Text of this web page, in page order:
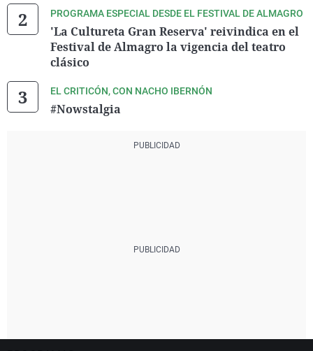
PROGRAMA ESPECIAL DESDE EL FESTIVAL DE ALMAGRO
'La Cultureta Gran Reserva' reivindica en el
Festival de Almagro la vigencia del teatro
clásico
EL CRITICÓN, CON NACHO IBERNÓN
#Nowstalgia